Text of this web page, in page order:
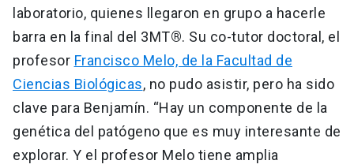
laboratorio, quienes llegaron en grupo a hacerle
barra en la final del 3MT®. Su co-tutor doctoral, el
profesor Francisco Melo, de la Facultad de
Ciencias Biológicas, no pudo asistir, pero ha sido
clave para Benjamín. “Hay un componente de la
genética del patógeno que es muy interesante de
explorar. Y el profesor Melo tiene amplia